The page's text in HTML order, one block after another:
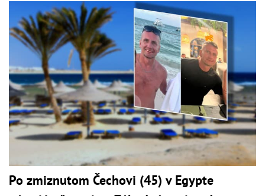
Po zmiznutom Čechovi (45) v Egypte